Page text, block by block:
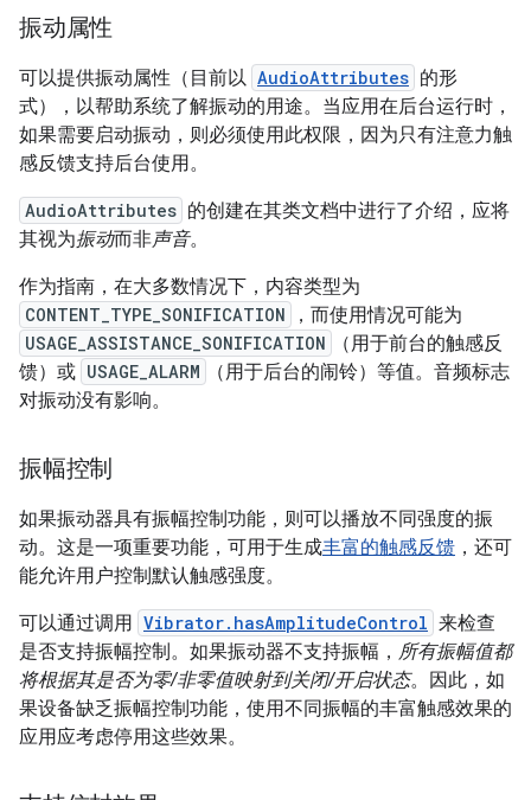
振动属性
可以提供振动属性（目前以 AudioAttributes 的形
式），以帮助系统了解振动的用途。当应用在后台运行时，
如果需要启动振动，则必须使用此权限，因为只有注意力触
感反馈支持后台使用。
AudioAttributes 的创建在其类文档中进行了介绍，应将
其视为振动而非声音。
作为指南，在大多数情况下，内容类型为
CONTENT_TYPE_SONIFICATION ，而使用情况可能为
USAGE_ASSISTANCE_SONIFICATION
（用于前台的触感反
馈）或 USAGE_ALARM
（用于后台的闹铃）等值。音频标志
对振动没有影响。
振幅控制
如果振动器具有振幅控制功能，则可以播放不同强度的振
动。这是一项重要功能，可用于生成丰富的触感反馈 ，还可
能允许用户控制默认触感强度。
可以通过调用 Vibrator.hasAmplitudeControl 来检查
是否支持振幅控制。如果振动器不支持振幅， 所有振幅值都
将根据其是否为零/非零值映射到关闭/开启状态。因此，如
果设备缺乏振幅控制功能，使用不同振幅的丰富触感效果的
应用应考虑停用这些效果。